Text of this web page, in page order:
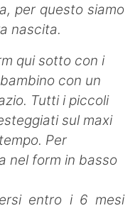
per questo siamo
nascita.
qui sotto con i
con un
Tutti i piccoli
sul maxi
Per
nel form in basso
entro i 6 mesi